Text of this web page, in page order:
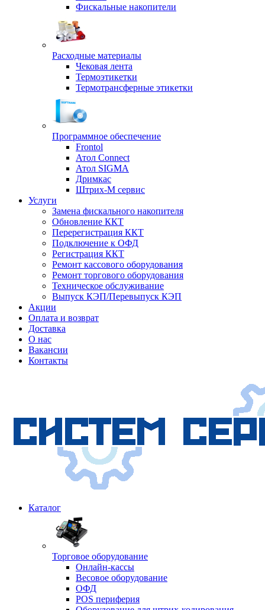
Фискальные накопители
Расходные материалы
Чековая лента
Термоэтикетки
Термотрансферные этикетки
Программное обеспечение
Frontol
Атол Connect
Атол SIGMA
Дримкас
Штрих-М сервис
Услуги
Замена фискального накопителя
Обновление ККТ
Перерегистрация ККТ
Подключение к ОФД
Регистрация ККТ
Ремонт кассового оборудования
Ремонт торгового оборудования
Техническое обслуживание
Выпуск КЭП/Перевыпуск КЭП
Акции
Оплата и возврат
Доставка
О нас
Вакансии
Контакты
Каталог
Торговое оборудование
Онлайн-кассы
Весовое оборудование
ОФД
POS периферия